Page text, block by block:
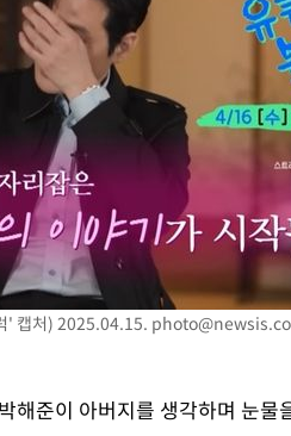
' 캡처) 2025.04.15.
해준이 아버지를 생각하며 눈물